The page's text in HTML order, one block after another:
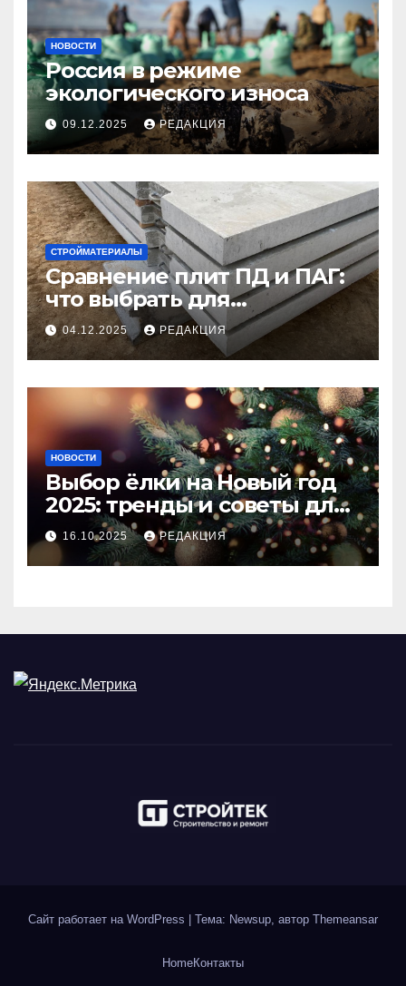
НОВОСТИ
Россия в режиме
экологического износа
09.12.2025 РЕДАКЦИЯ
СТРОЙМАТЕРИАЛЫ
Сравнение плит ПД и ПАГ:
что выбрать для
долговечного и прочного
покрытия
04.12.2025 РЕДАКЦИЯ
НОВОСТИ
Выбор ёлки на Новый год
2025: тренды и советы для
идеального праздника
16.10.2025 РЕДАКЦИЯ
Сайт работает на WordPress Тема: Newsup, автор Themeansar
HomeКонтакты